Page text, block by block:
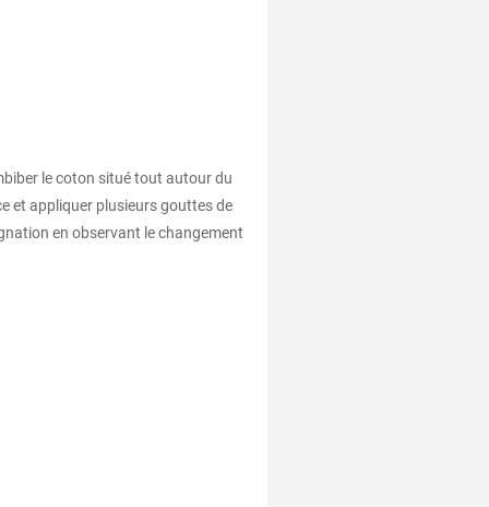
le coton situé tout autour du
et appliquer plusieurs gouttes de
en observant le changement